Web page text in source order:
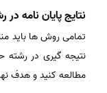
نتایج پایان نامه
تمامی روش ها باید
نتیجه گیری در رشته
مطالعه کنید و هدف